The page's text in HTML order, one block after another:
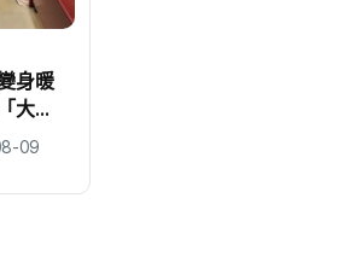
身暖
大手
樂歡
09